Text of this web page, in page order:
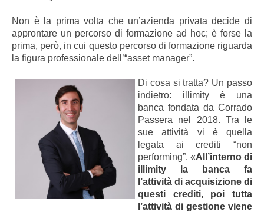
Non è la prima volta che un’azienda privata decide di
approntare un percorso di formazione ad hoc; è forse la
prima, però, in cui questo percorso di formazione riguarda
la figura professionale dell’“asset manager”.
Di cosa si tratta? Un passo
indietro: illimity è una
banca fondata da Corrado
Passera nel 2018. Tra le
sue attività vi è quella
legata ai crediti “non
performing”. «All’interno di
illimity la banca fa
l’attività di acquisizione di
questi crediti, poi tutta
l’attività di gestione viene